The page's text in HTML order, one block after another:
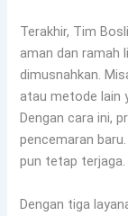
Terakhir, Tim
aman dan ramah
dimusnahkan.
atau metode lain
Dengan cara ini,
pencemaran
pun tetap terjaga.
Dengan tiga